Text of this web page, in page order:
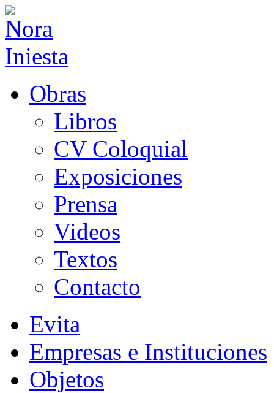
Obras
Libros
CV Coloquial
Exposiciones
Prensa
Videos
Textos
Contacto
Evita
Empresas e Instituciones
Objetos